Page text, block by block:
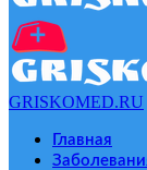
GRISKOMED.RU
Главная